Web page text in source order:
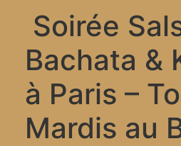
Soirée
Bachata &
à Paris –
Mardis au